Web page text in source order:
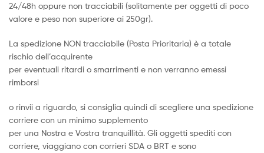
24/48h oppure non tracciabili (solitamente per oggetti di poco
valore e peso non superiore ai 250gr).
La spedizione NON tracciabile (Posta Prioritaria) è a totale
rischio dell’acquirente
per eventuali ritardi o smarrimenti e non verranno emessi
rimborsi
o rinvii a riguardo, si consiglia quindi di scegliere una spedizione
corriere con un minimo supplemento
per una Nostra e Vostra tranquillità. Gli oggetti spediti con
corriere, viaggiano con corrieri SDA o BRT e sono